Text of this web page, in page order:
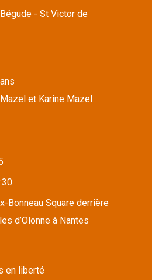
- St Victor de
et Karine Mazel
Bonneau Square derrière
d’Olonne à Nantes
en liberté